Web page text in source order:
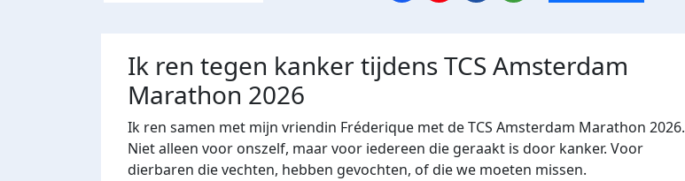
Ik ren tegen kanker tijdens TCS Amsterdam
Marathon 2026
Ik ren samen met mijn vriendin Fréderique met de TCS Amsterdam Marathon 2026.
Niet alleen voor onszelf, maar voor iedereen die geraakt is door kanker. Voor
dierbaren die vechten, hebben gevochten, of die we moeten missen.